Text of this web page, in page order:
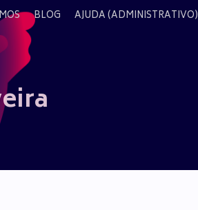
BLOG AJUDA (ADMINISTRATIVO)